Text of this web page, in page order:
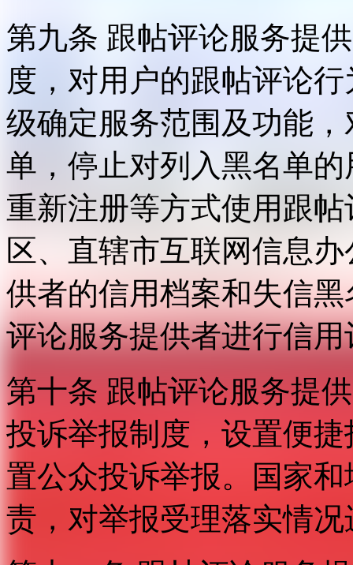
第九条 跟帖评论服务提
度，对用户的跟帖评论
级确定服务范围及功能
单，停止对列入黑名单
重新注册等方式使用跟
区、直辖市互联网信息
供者的信用档案和失信
评论服务提供者进行信用
第十条 跟帖评论服务提
投诉举报制度，设置便
置公众投诉举报。国家
责，对举报受理落实情